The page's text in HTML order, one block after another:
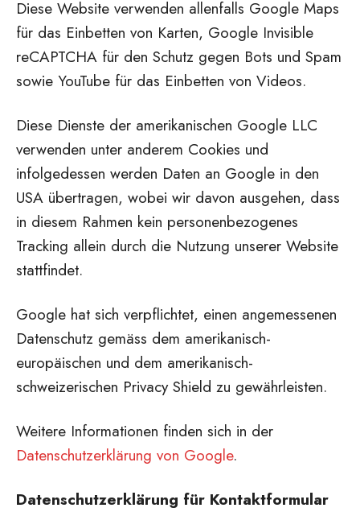
Diese Website verwenden allenfalls Google Maps
für das Einbetten von Karten, Google Invisible
reCAPTCHA für den Schutz gegen Bots und Spam
sowie YouTube für das Einbetten von Videos.
Diese Dienste der amerikanischen Google LLC
verwenden unter anderem Cookies und
infolgedessen werden Daten an Google in den
USA übertragen, wobei wir davon ausgehen, dass
in diesem Rahmen kein personenbezogenes
Tracking allein durch die Nutzung unserer Website
stattfindet.
Google hat sich verpflichtet, einen angemessenen
Datenschutz gemäss dem amerikanisch-
europäischen und dem amerikanisch-
schweizerischen Privacy Shield zu gewährleisten.
Weitere Informationen finden sich in der
Datenschutzerklärung von Google.
Datenschutzerklärung für Kontaktformular